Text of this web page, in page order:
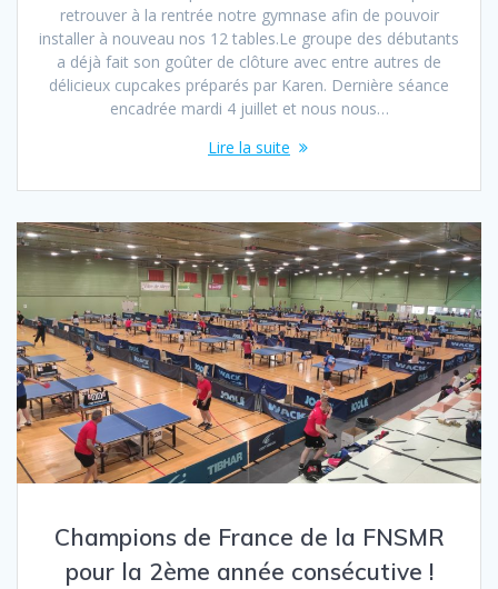
retrouver à la rentrée notre gymnase afin de pouvoir
installer à nouveau nos 12 tables.Le groupe des débutants
a déjà fait son goûter de clôture avec entre autres de
délicieux cupcakes préparés par Karen. Dernière séance
encadrée mardi 4 juillet et nous nous…
Lire la suite
Champions de France de la FNSMR
pour la 2ème année consécutive !